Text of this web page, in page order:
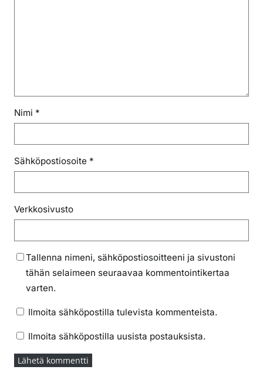
Nimi *
Sähköpostiosoite *
Verkkosivusto
Tallenna nimeni, sähköpostiosoitteeni ja sivustoni
tähän selaimeen seuraavaa kommentointikertaa
varten.
Ilmoita sähköpostilla tulevista kommenteista.
Ilmoita sähköpostilla uusista postauksista.